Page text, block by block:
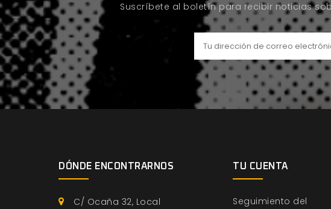
Suscríbete al boletín para recibir noticias
DÓNDE ENCONTRARNOS
C/ Ocaña 32, Local
TU CUENTA
Seguimiento del